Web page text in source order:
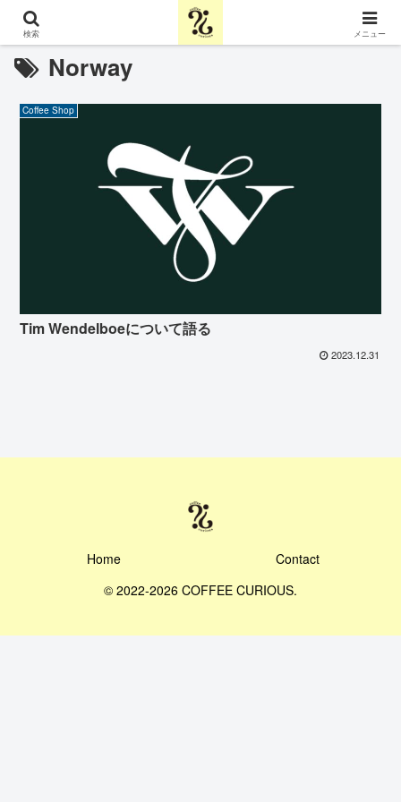
Norway
Coffee Shop
Tim Wendelboeについて語る
2023.12.31
Home
Contact
© 2022-2026 COFFEE CURIOUS.
検索 メニュー